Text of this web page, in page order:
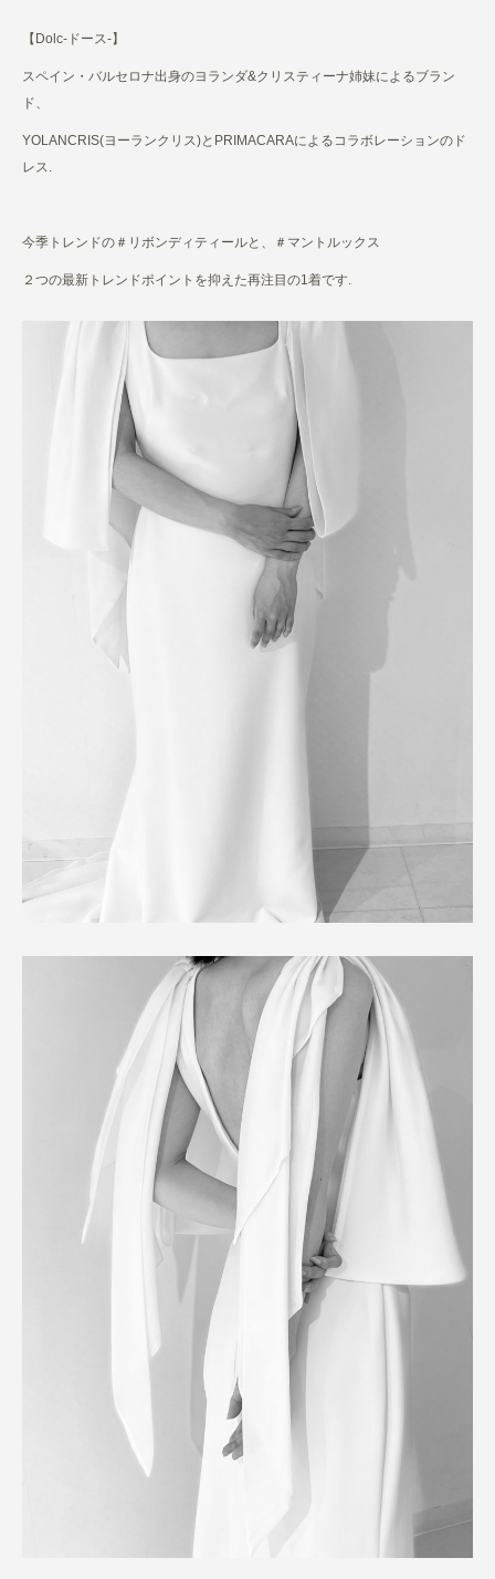
【Dolc-ドース-】
スペイン・バルセロナ出身のヨランダ&クリスティーナ姉妹によるブラン
ド、
YOLANCRIS(ヨーランクリス)とPRIMACARAによるコラボレーションのド
レス.
今季トレンドの＃リボンディティールと、＃マントルックス
２つの最新トレンドポイントを抑えた再注目の1着です.